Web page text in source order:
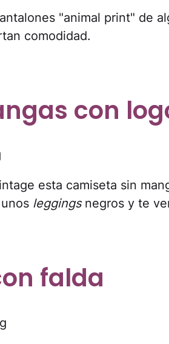
"animal print" de
comodidad.
con
esta camiseta sin
leggingsnegros y te
falda